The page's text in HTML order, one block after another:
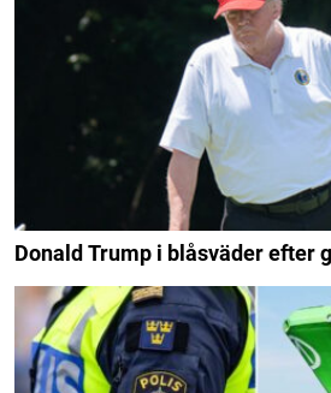
Donald Trump i blåsväder efter